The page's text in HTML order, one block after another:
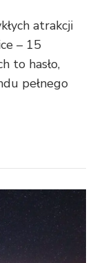
atrakcji
– 15
to hasło,
pełnego